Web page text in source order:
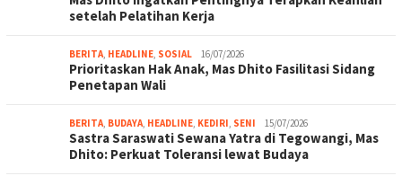
setelah Pelatihan Kerja
BERITA, HEADLINE, SOSIAL 16/07/2026
Prioritaskan Hak Anak, Mas Dhito Fasilitasi Sidang
Penetapan Wali
BERITA, BUDAYA, HEADLINE, KEDIRI, SENI 15/07/2026
Sastra Saraswati Sewana Yatra di Tegowangi, Mas
Dhito: Perkuat Toleransi lewat Budaya